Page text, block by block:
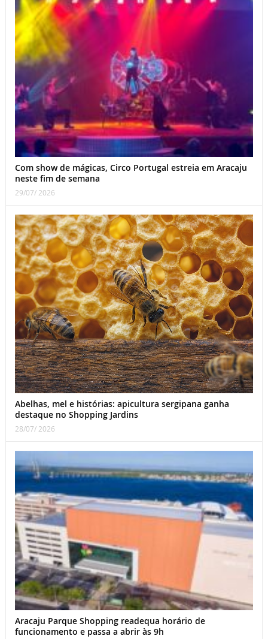
Com show de mágicas, Circo Portugal estreia em Aracaju
neste fim de semana
29/07/ 2026
Abelhas, mel e histórias: apicultura sergipana ganha
destaque no Shopping Jardins
28/07/ 2026
Aracaju Parque Shopping readequa horário de
funcionamento e passa a abrir às 9h